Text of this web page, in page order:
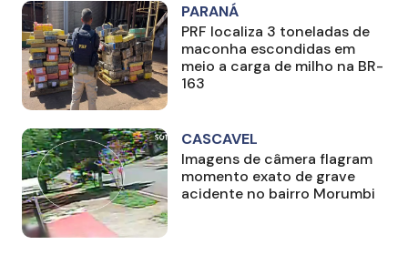
PARANÁ
PRF localiza 3 toneladas de
maconha escondidas em
meio a carga de milho na BR-
163
CASCAVEL
Imagens de câmera flagram
momento exato de grave
acidente no bairro Morumbi